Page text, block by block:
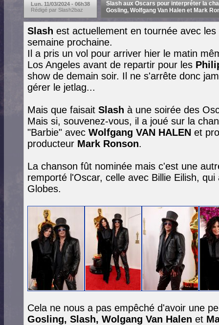
Lun. 11/03/2024 - 06h38
Rédigé par Slash2baz
Slash aux Oscars pour interpréter la
Gosling, Wolfgang Van Halen et Mark
Slash est actuellement en tournée avec les
semaine prochaine.
Il a pris un vol pour arriver hier le matin
Los Angeles avant de repartir pour les
show de demain soir. Il ne s'arrête donc
gérer le jetlag...
Mais que faisait Slash à une soirée des
Mais si, souvenez-vous, il a joué sur la
"Barbie" avec Wolfgang VAN HALEN et
producteur Mark Ronson.
La chanson fût nominée mais c'est une
remporté l'Oscar, celle avec Billie Eilish,
Globes.
Cela ne nous a pas empêché d'avoir une
Gosling, Slash, Wolgang Van Halen et